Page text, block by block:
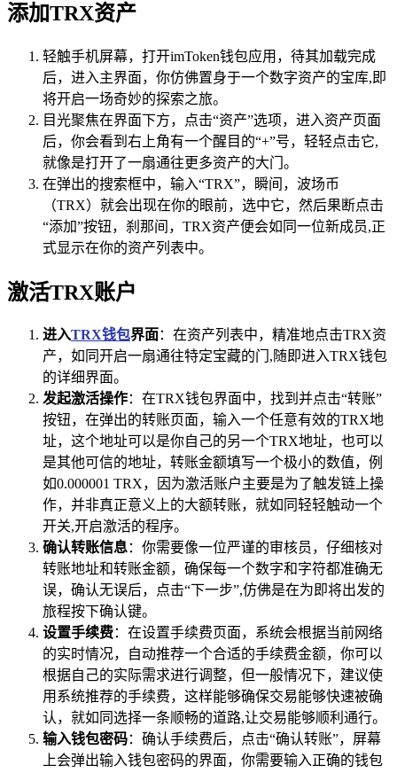
添加TRX资产
轻触手机屏幕，打开imToken钱包应用，待其加载完成
后，进入主界面，你仿佛置身于一个数字资产的宝库,即
将开启一场奇妙的探索之旅。
目光聚焦在界面下方，点击“资产”选项，进入资产页面
后，你会看到右上角有一个醒目的“+”号，轻轻点击它,
就像是打开了一扇通往更多资产的大门。
在弹出的搜索框中，输入“TRX”，瞬间，波场币
（TRX）就会出现在你的眼前，选中它，然后果断点击
“添加”按钮，刹那间，TRX资产便会如同一位新成员,正
式显示在你的资产列表中。
激活TRX账户
进入TRX钱包界面：在资产列表中，精准地点击TRX资
产，如同开启一扇通往特定宝藏的门,随即进入TRX钱包
的详细界面。
发起激活操作：在TRX钱包界面中，找到并点击“转账”
按钮，在弹出的转账页面，输入一个任意有效的TRX地
址，这个地址可以是你自己的另一个TRX地址，也可以
是其他可信的地址，转账金额填写一个极小的数值，例
如0.000001 TRX，因为激活账户主要是为了触发链上操
作，并非真正意义上的大额转账，就如同轻轻触动一个
开关,开启激活的程序。
确认转账信息：你需要像一位严谨的审核员，仔细核对
转账地址和转账金额，确保每一个数字和字符都准确无
误，确认无误后，点击“下一步”,仿佛是在为即将出发的
旅程按下确认键。
设置手续费：在设置手续费页面，系统会根据当前网络
的实时情况，自动推荐一个合适的手续费金额，你可以
根据自己的实际需求进行调整，但一般情况下，建议使
用系统推荐的手续费，这样能够确保交易能够快速被确
认，就如同选择一条顺畅的道路,让交易能够顺利通行。
输入钱包密码：确认手续费后，点击“确认转账”，屏幕
上会弹出输入钱包密码的界面，你需要输入正确的钱包